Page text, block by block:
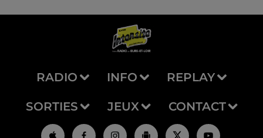
RADIO INFO REPLAY
SORTIES JEUX CONTACT